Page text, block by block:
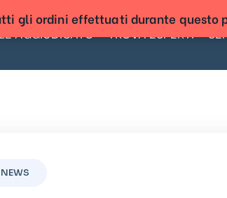
AGGIUDICATO TROVA ESPERTI
NEWS
gli ordini effettuati durante questo